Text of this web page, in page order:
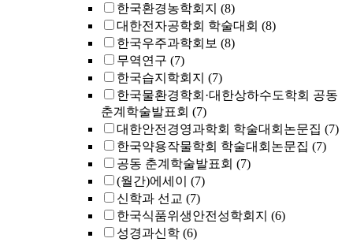
한국환경농학회지 (8)
대한전자공학회 학술대회 (8)
한국우주과학회보 (8)
무역연구 (7)
한국습지학회지 (7)
한국물환경학회·대한상하수도학회 공동
춘계학술발표회 (7)
대한안전경영과학회 학술대회논문집 (7)
한국약용작물학회 학술대회논문집 (7)
공동 춘계학술발표회 (7)
(월간)에세이
(7)
신학과 선교 (7)
한국식품위생안전성학회지 (6)
성경과신학 (6)